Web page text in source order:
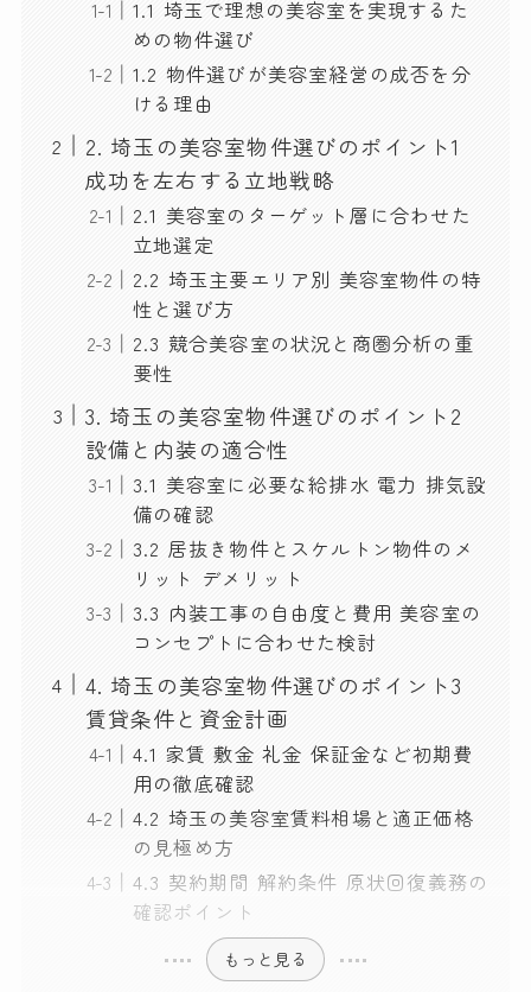
1.1 埼玉で理想の美容室を実現するた
めの物件選び
1.2 物件選びが美容室経営の成否を分
ける理由
2. 埼玉の美容室物件選びのポイント1
成功を左右する立地戦略
2.1 美容室のターゲット層に合わせた
立地選定
2.2 埼玉主要エリア別 美容室物件の特
性と選び方
2.3 競合美容室の状況と商圏分析の重
要性
3. 埼玉の美容室物件選びのポイント2
設備と内装の適合性
3.1 美容室に必要な給排水 電力 排気設
備の確認
3.2 居抜き物件とスケルトン物件のメ
リット デメリット
3.3 内装工事の自由度と費用 美容室の
コンセプトに合わせた検討
4. 埼玉の美容室物件選びのポイント3
賃貸条件と資金計画
4.1 家賃 敷金 礼金 保証金など初期費
用の徹底確認
4.2 埼玉の美容室賃料相場と適正価格
の見極め方
4.3 契約期間 解約条件 原状回復義務の
確認ポイント
もっと見る